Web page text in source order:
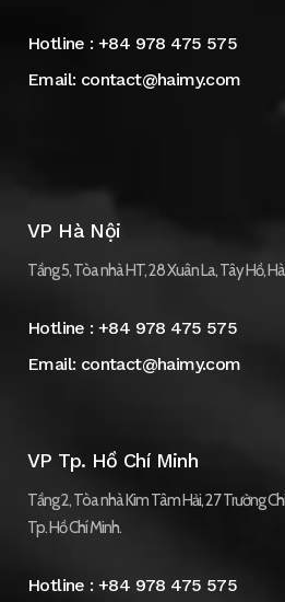
Hotline :+84 978 475 575
Email: contact@haimy.com
VP Hà Nội
Tầng 5, Tòa nhà HT, 28 Xuân La, Tây Hồ,
Hotline :+84 978 475 575
Email: contact@haimy.com
VP Tp. Hồ Chí Minh
Tầng 2, Tòa nhà Kim Tâm Hải, 27 Trường
Tp. Hồ Chí Minh.
Hotline :+84 978 475 575